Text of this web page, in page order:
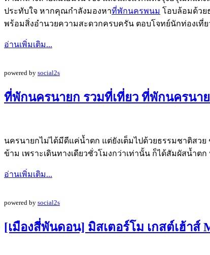
ประทับใจ หากคุณกำลังมองหาที่พักนครพนม โอบล้อมด้วย
พร้อมสิ่งอำนวยความสะดวกครบครัน ตอบโจทย์นักท่องเที่ย
อ่านเพิ่มเติม...
powered by social2s
ที่พักนครนายก รวมที่เที่ยว ที่พักนครนา
นครนายกไม่ได้มีดีแค่น้ำตก แต่ยังเต็มไปด้วยธรรมชาติสว
ข้าม เพราะเดินทางเดียวชั่วโมงกว่าเท่านั้น ก็ได้สัมผัสน้ำ
อ่านเพิ่มเติม...
powered by social2s
[เมืองสี่พันดอน] มิสเตอร์โม เกสต์เฮ้าส์